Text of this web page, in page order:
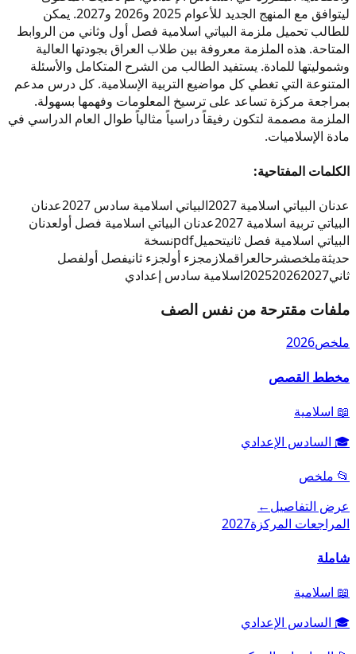
ليتوافق مع المنهج الجديد للأعوام 2025 و2026 و2027. يمكن
للطالب تحميل ملزمة البياتي اسلامية فصل أول وثاني من الروابط
المتاحة. هذه الملزمة معروفة بين طلاب العراق بجودتها العالية
وشموليتها للمادة. يستفيد الطالب من الشرح المتكامل والأسئلة
المتنوعة التي تغطي كل مواضيع التربية الإسلامية. كل درس مدعم
بمراجعة مركزة تساعد على ترسيخ المعلومات وفهمها بسهولة.
الملزمة مصممة لتكون رفيقاً دراسياً مثالياً طوال العام الدراسي في
مادة الإسلاميات.
الكلمات المفتاحية:
عدنان البياتي اسلامية 2027
البياتي اسلامية سادس 2027
عدنان
البياتي تربية اسلامية 2027
عدنان البياتي اسلامية فصل أولعدنان
البياتي اسلامية فصل ثانيتحميلpdfنسخة
حديثةملخصشرحالعراقملازمجزء أولجزء ثانيفصل أولفصل
ثاني
202520262027 اسلامية سادس إعدادي
ملفات مقترحة من نفس الصف
ملخص2026
مخطط القصص
📖 اسلامية
🎓 السادس الإعدادي
📂 ملخص
عرض التفاصيل←
المراجعات المركزة2027
شاملة
📖 اسلامية
🎓 السادس الإعدادي